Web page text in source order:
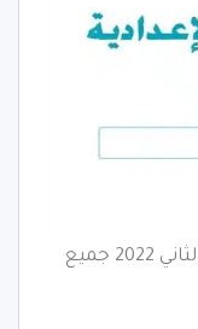
نتيجه الصف الثالث الاعدادي الدور الثاني 2022 جميع